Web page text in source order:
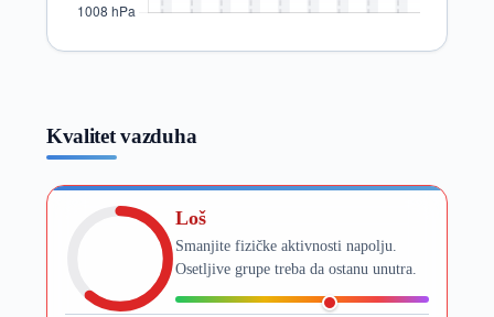
Kvalitet vazduha
Loš
Smanjite fizičke aktivnosti napolju.
Osetljive grupe treba da ostanu unutra.